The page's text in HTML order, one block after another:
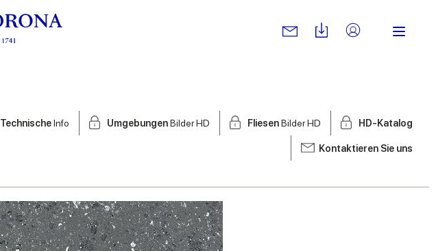
TechnischeInfo UmgebungenBilder HD FliesenBilder HD HD-Katalog
Kontaktieren Sie uns